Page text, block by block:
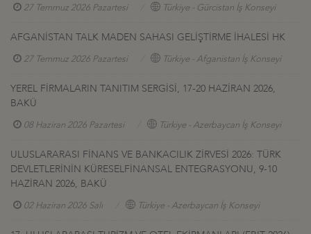
27 Temmuz 2026 Pazartesi Türkiye - Gürcistan İş Konseyi
AFGANİSTAN TALK MADEN SAHASI GELİŞTİRME İHALESİ HK
27 Temmuz 2026 Pazartesi Türkiye - Afganistan İş Konseyi
YEREL FİRMALARIN TANITIM SERGİSİ, 17-20 HAZİRAN 2026,
BAKÜ
08 Haziran 2026 Pazartesi Türkiye - Azerbaycan İş Konseyi
ULUSLARARASI FİNANS VE BANKACILIK ZİRVESİ 2026: TÜRK
DEVLETLERİNİN KÜRESELFİNANSAL ENTEGRASYONU, 9-10
HAZİRAN 2026, BAKÜ
02 Haziran 2026 Salı Türkiye - Azerbaycan İş Konseyi